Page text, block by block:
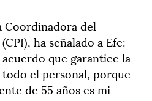
Coordinadora del
ha señalado a Efe:
que garantice la
el personal, porque
de 55 años es mi